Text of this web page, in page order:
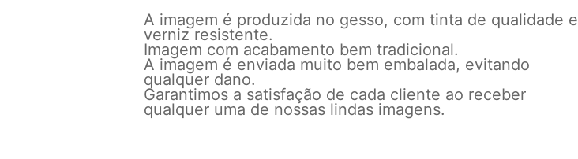
A imagem é produzida no gesso, com tinta de qualidade e
verniz resistente.
Imagem com acabamento bem tradicional.
A imagem é enviada muito bem embalada, evitando
qualquer dano.
Garantimos a satisfação de cada cliente ao receber
qualquer uma de nossas lindas imagens.